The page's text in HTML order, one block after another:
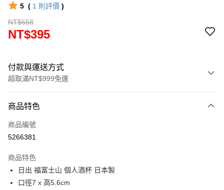
5 ( 1 則評價 )
NT$658
NT$395
付款與運送方式
超取滿NT$999免運
信用卡一次付款
信用卡分期付款
合作金庫商業銀行
華南商業銀行
上海商業儲蓄銀行
超商取貨付款
LINE Pay
商品特色
商品編號
5266381
商品特色
日出 福富士山 個人酒杯 日本製
口徑7 x 高5.6cm